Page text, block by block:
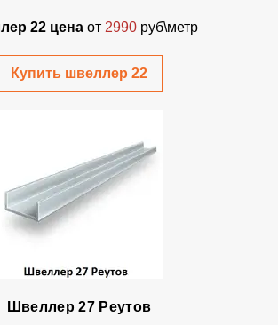
22 цена от 2990 руб\метр
Купить швеллер 22
Швеллер 27 Реутов